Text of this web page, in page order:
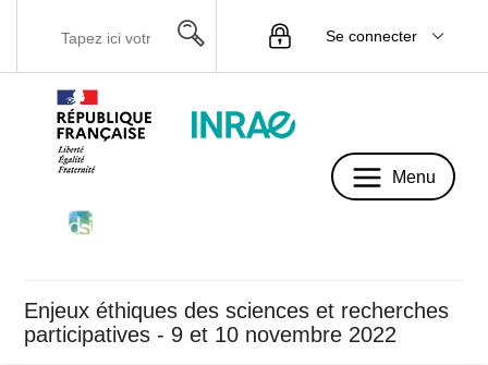
Se connecter
Menu
Enjeux éthiques des sciences et recherches
participatives - 9 et 10 novembre 2022